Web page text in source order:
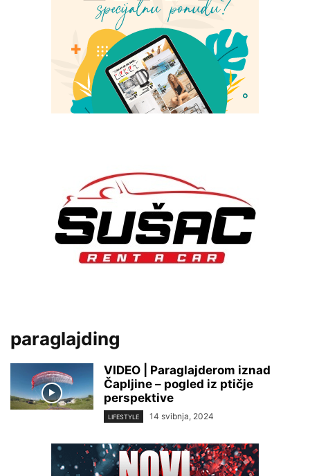
paraglajding
VIDEO | Paraglajderom iznad
Čapljine – pogled iz ptičje
perspektive
LIFESTYLE 14 svibnja, 2024